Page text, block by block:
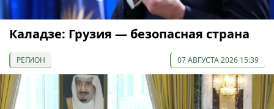
Каладзе: Грузия — безопасная страна
РЕГИОН 07 АВГУСТА 2026 15:39